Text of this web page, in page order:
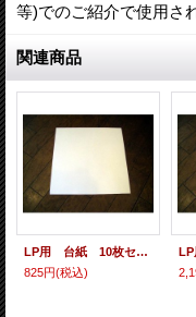
等)でのご紹介で使用さ
関連商品
LP用 台紙 10枚セット
825円(税込)